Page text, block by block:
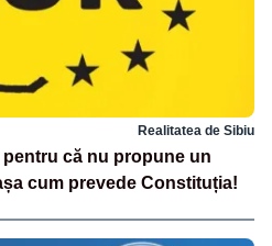
Realitatea de Sibiu
că nu propune un
cum prevede Constituția!